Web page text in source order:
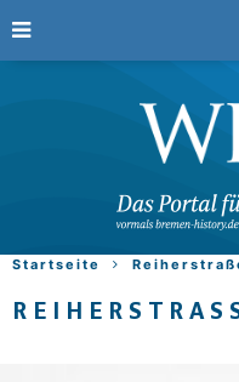
Startseite